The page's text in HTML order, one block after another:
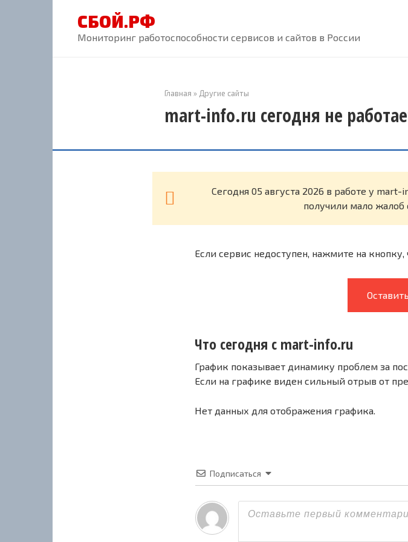
СБОЙ.РФ
Мониторинг работоспособности сервисов и сайтов в России
Главная » Другие сайты
mart-info.ru сегодня не
Cегодня 05 августа 2026 в работе у
получили мало жалоб
Если сервис недоступен, нажмите на
Что сегодня с mart-info.ru
График показывает динамику проблем за
Если на графике виден сильный отрыв от
Нет данных для отображения графика.
Подписаться